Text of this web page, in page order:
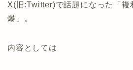
X(旧:Twitter)で話題になった「複
爆」。
内容としては